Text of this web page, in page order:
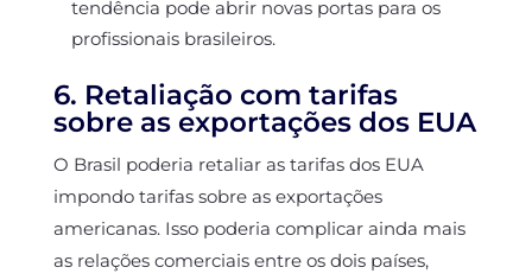
tendência pode abrir novas portas para os
profissionais brasileiros.
6. Retaliação com tarifas
sobre as exportações dos EUA
O Brasil poderia retaliar as tarifas dos EUA
impondo tarifas sobre as exportações
americanas. Isso poderia complicar ainda mais
as relações comerciais entre os dois países,